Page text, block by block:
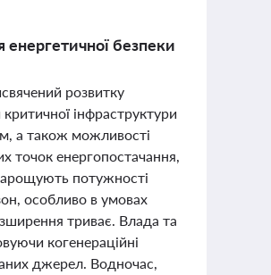
енергетичної безпеки
розвитку
інфраструктури
а також можливості
точок енергопостачання,
потужності
особливо в умовах
триває. Влада та
когенераційні
джерел. Водночас,